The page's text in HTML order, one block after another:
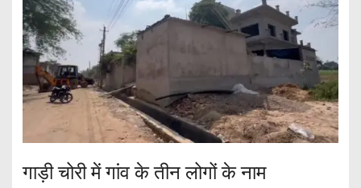
गाड़ी चोरी में गांव के तीन लोगों के नाम